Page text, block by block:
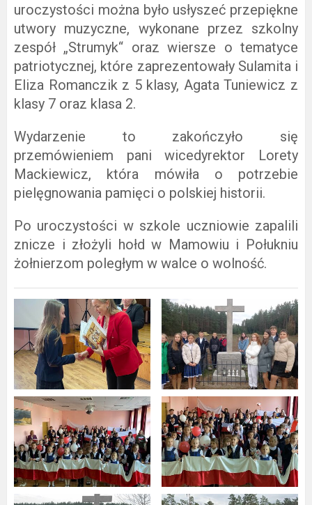
uroczystości można było usłyszeć przepiękne
utwory muzyczne, wykonane przez szkolny
zespół „Strumyk“ oraz wiersze o tematyce
patriotycznej, które zaprezentowały Sulamita i
Eliza Romanczik z 5 klasy, Agata Tuniewicz z
klasy 7 oraz klasa 2.
Wydarzenie to zakończyło się
przemówieniem pani wicedyrektor Lorety
Mackiewicz, która mówiła o potrzebie
pielęgnowania pamięci o polskiej historii.
Po uroczystości w szkole uczniowie zapalili
znicze i złożyli hołd w Mamowiu i Połukniu
żołnierzom poległym w walce o wolność.